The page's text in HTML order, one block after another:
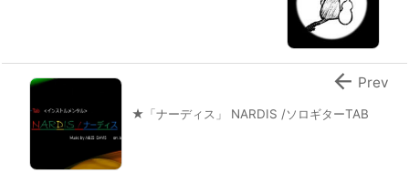
★「ナーディス」 NARDIS /ソロギターTAB
 Prev